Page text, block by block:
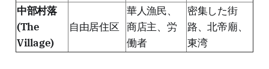
中部村落
(The
Village)
自由居住区
華人漁民、
商店主、労
働者
密集した街
路、北帝廟、
東湾